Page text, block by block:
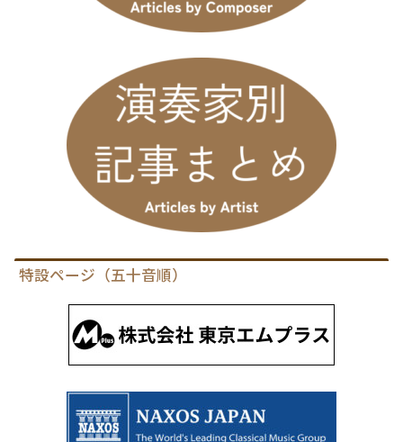
特設ページ（五十音順）